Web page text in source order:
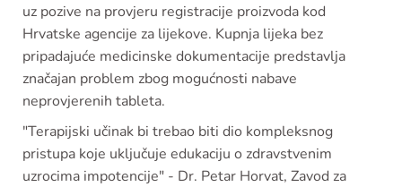
uz pozive na provjeru registracije proizvoda kod
Hrvatske agencije za lijekove. Kupnja lijeka bez
pripadajuće medicinske dokumentacije predstavlja
značajan problem zbog mogućnosti nabave
neprovjerenih tableta.
"Terapijski učinak bi trebao biti dio kompleksnog
pristupa koje uključuje edukaciju o zdravstvenim
uzrocima impotencije" - Dr. Petar Horvat, Zavod za